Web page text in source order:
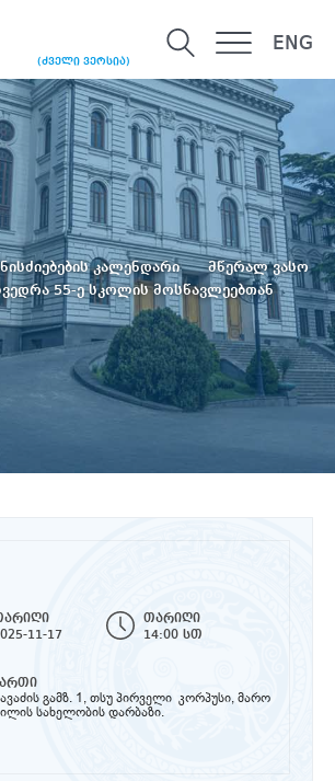
(ძველი ვერსია)
ENG
კალენდარი
მწერალ ვასო
55-ე სკოლის მოსწავლეებთან
11-17
თარიღი
14:00 სთ
გამზ. 1, თსუ პირველი კორპუსი, მარო
სახელობის დარბაზი.